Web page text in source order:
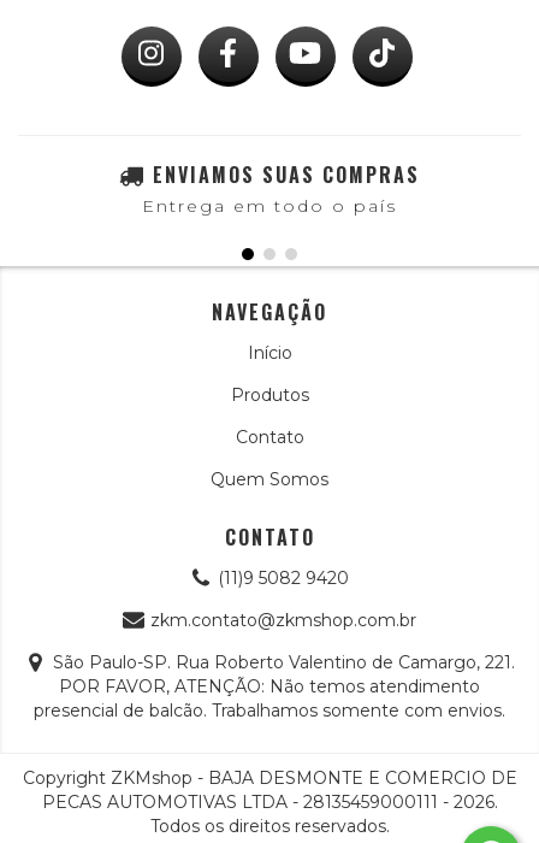
ENVIAMOS SUAS COMPRAS
Entrega em todo o país
NAVEGAÇÃO
Início
Produtos
Contato
Quem Somos
CONTATO
(11)9 5082 9420
zkm.contato@zkmshop.com.br
São Paulo-SP. Rua Roberto Valentino de Camargo, 221.
POR FAVOR, ATENÇÃO: Não temos atendimento
presencial de balcão. Trabalhamos somente com envios.
Copyright ZKMshop - BAJA DESMONTE E COMERCIO DE
PECAS AUTOMOTIVAS LTDA - 28135459000111 - 2026.
Todos os direitos reservados.